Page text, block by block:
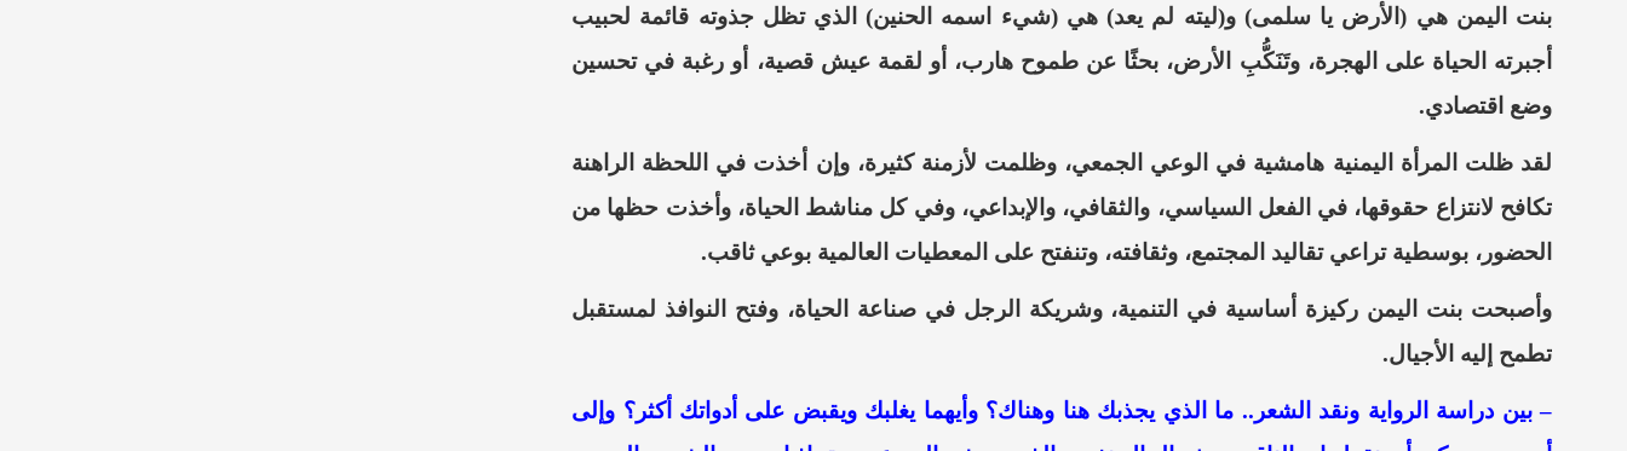
بنت اليمن هي (الأرض يا سلمى) و(ليته لم يعد) هي (شيء اسمه الحنين) الذي تظل جذوته قائمة لحبيب
أجبرته الحياة على الهجرة، وتنكب الأرض، بحثًا عن طموح هارب، أو لقمة عيش قصية، أو رغبة في تحسين
وضع اقتصادي.
لقد ظلت المرأة اليمنية هامشية في الوعي الجمعي، وظلمت لأزمنة كثيرة، وإن أخذت في اللحظة الراهنة
تكافح لانتزاع حقوقها، في الفعل السياسي، والثقافي، والإبداعي، وفي كل مناشط الحياة،وأخذت حظها من
الحضور، بوسطية تراعي تقاليد المجتمع، وثقافته، وتنفتح على المعطيات العالمية بوعي ثاقب.
وأصبحت بنت اليمن ركيزة أساسية في التنمية، وشريكة الرجل في صناعة الحياة، وفتح النوافذ لمستقبل
تطمح إليه الأجيال.
– بين دراسة الرواية ونقد الشعر.. ما الذي يجذبك هنا وهناك؟ وأيهما يغلبك ويقبض على أدواتك أكثر؟ وإلى